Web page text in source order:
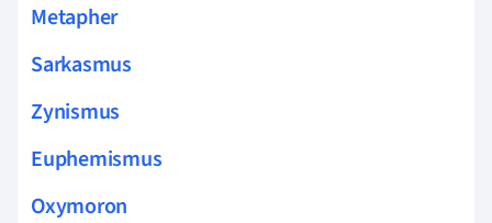
Metapher
Sarkasmus
Zynismus
Euphemismus
Oxymoron